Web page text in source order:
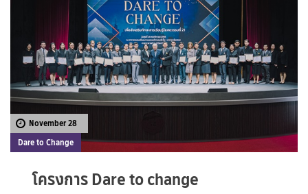
November 28
Dare to Change
โครงการ Dare to change